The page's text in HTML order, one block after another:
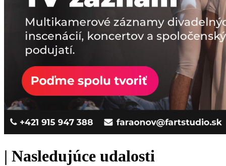
| Nasledujúce udalosti